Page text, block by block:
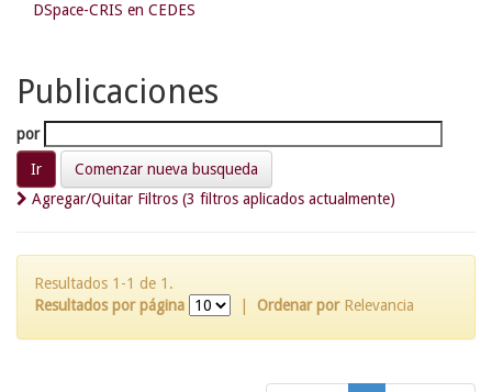
DSpace-CRIS en CEDES
Publicaciones
por
Comenzar nueva busqueda
Agregar/Quitar Filtros (3 filtros aplicados actualmente)
Resultados 1-1 de 1.
Resultados por página
Ordenar por Relevancia